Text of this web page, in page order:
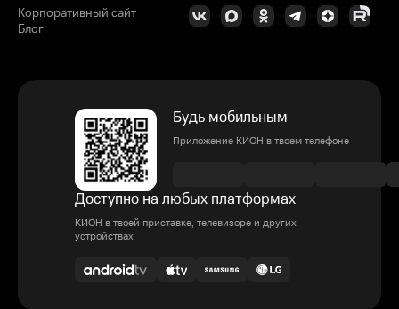
Корпоративный сайт
Блог
Будь мобильным
Приложение КИОН в твоем телефоне
Доступно на любых платформах
КИОН в твоей приставке, телевизоре и других
устройствах